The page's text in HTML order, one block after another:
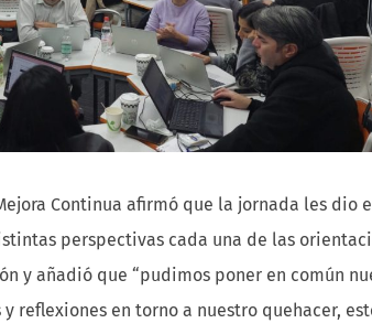
Continua afirmó que la jornada les dio
perspectivas cada una de las
y añadió que “pudimos poner en común
reflexiones en torno a nuestro quehacer,